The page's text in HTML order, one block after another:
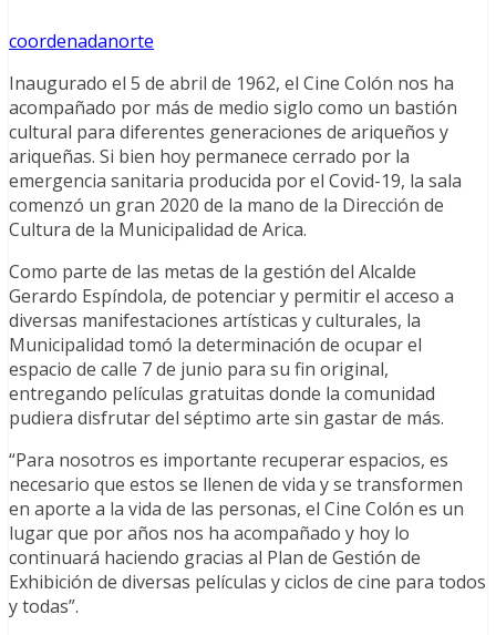
coordenadanorte
Inaugurado el 5 de abril de 1962, el Cine Colón nos ha
acompañado por más de medio siglo como un bastión
cultural para diferentes generaciones de ariqueños y
ariqueñas. Si bien hoy permanece cerrado por la
emergencia sanitaria producida por el Covid-19, la sala
comenzó un gran 2020 de la mano de la Dirección de
Cultura de la Municipalidad de Arica.
Como parte de las metas de la gestión del Alcalde
Gerardo Espíndola, de potenciar y permitir el acceso a
diversas manifestaciones artísticas y culturales, la
Municipalidad tomó la determinación de ocupar el
espacio de calle 7 de junio para su fin original,
entregando películas gratuitas donde la comunidad
pudiera disfrutar del séptimo arte sin gastar de más.
“Para nosotros es importante recuperar espacios, es
necesario que estos se llenen de vida y se transformen
en aporte a la vida de las personas, el Cine Colón es un
lugar que por años nos ha acompañado y hoy lo
continuará haciendo gracias al Plan de Gestión de
Exhibición de diversas películas y ciclos de cine para todos
y todas”.